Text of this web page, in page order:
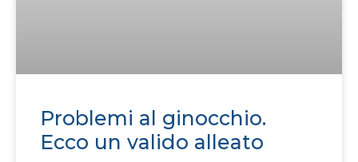
Problemi al ginocchio.
Ecco un valido alleato